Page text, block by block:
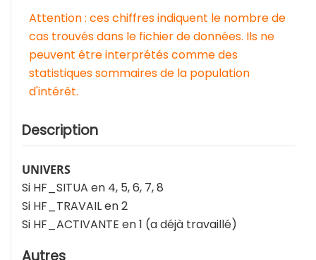
Attention : ces chiffres indiquent le nombre de
cas trouvés dans le fichier de données. Ils ne
peuvent être interprétés comme des
statistiques sommaires de la population
d'intérêt.
Description
UNIVERS
Si HF_SITUA en 4, 5, 6, 7, 8
Si HF_TRAVAIL en 2
Si HF_ACTIVANTE en 1 (a déjà travaillé)
Autres